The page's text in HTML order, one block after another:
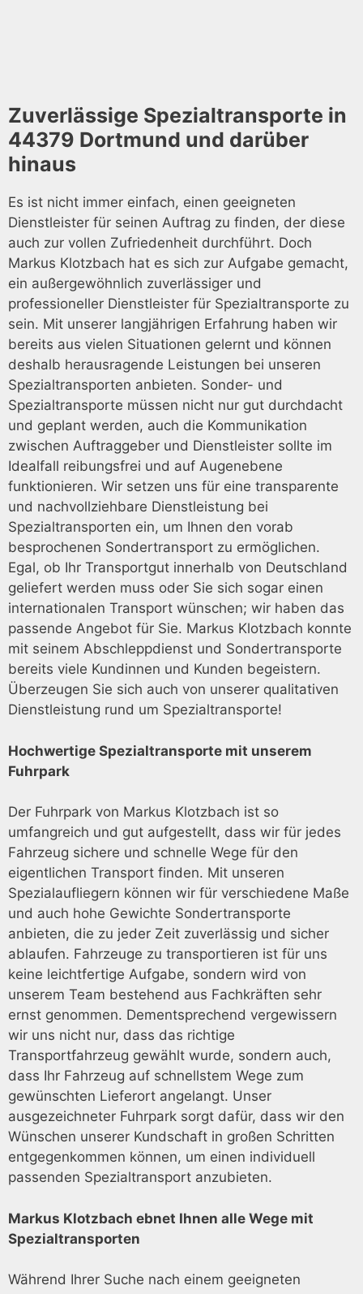
Zuverlässige Spezialtransporte in
44379 Dortmund und darüber
hinaus
Es ist nicht immer einfach, einen geeigneten
Dienstleister für seinen Auftrag zu finden, der diese
auch zur vollen Zufriedenheit durchführt. Doch
Markus Klotzbach hat es sich zur Aufgabe gemacht,
ein außergewöhnlich zuverlässiger und
professioneller Dienstleister für Spezialtransporte zu
sein. Mit unserer langjährigen Erfahrung haben wir
bereits aus vielen Situationen gelernt und können
deshalb herausragende Leistungen bei unseren
Spezialtransporten anbieten. Sonder- und
Spezialtransporte müssen nicht nur gut durchdacht
und geplant werden, auch die Kommunikation
zwischen Auftraggeber und Dienstleister sollte im
Idealfall reibungsfrei und auf Augenebene
funktionieren. Wir setzen uns für eine transparente
und nachvollziehbare Dienstleistung bei
Spezialtransporten ein, um Ihnen den vorab
besprochenen Sondertransport zu ermöglichen.
Egal, ob Ihr Transportgut innerhalb von Deutschland
geliefert werden muss oder Sie sich sogar einen
internationalen Transport wünschen; wir haben das
passende Angebot für Sie. Markus Klotzbach konnte
mit seinem Abschleppdienst und Sondertransporte
bereits viele Kundinnen und Kunden begeistern.
Überzeugen Sie sich auch von unserer qualitativen
Dienstleistung rund um Spezialtransporte!
Hochwertige Spezialtransporte mit unserem
Fuhrpark
Der Fuhrpark von Markus Klotzbach ist so
umfangreich und gut aufgestellt, dass wir für jedes
Fahrzeug sichere und schnelle Wege für den
eigentlichen Transport finden. Mit unseren
Spezialaufliegern können wir für verschiedene Maße
und auch hohe Gewichte Sondertransporte
anbieten, die zu jeder Zeit zuverlässig und sicher
ablaufen. Fahrzeuge zu transportieren ist für uns
keine leichtfertige Aufgabe, sondern wird von
unserem Team bestehend aus Fachkräften sehr
ernst genommen. Dementsprechend vergewissern
wir uns nicht nur, dass das richtige
Transportfahrzeug gewählt wurde, sondern auch,
dass Ihr Fahrzeug auf schnellstem Wege zum
gewünschten Lieferort angelangt. Unser
ausgezeichneter Fuhrpark sorgt dafür, dass wir den
Wünschen unserer Kundschaft in großen Schritten
entgegenkommen können, um einen individuell
passenden Spezialtransport anzubieten.
Markus Klotzbach ebnet Ihnen alle Wege mit
Spezialtransporten
Während Ihrer Suche nach einem geeigneten